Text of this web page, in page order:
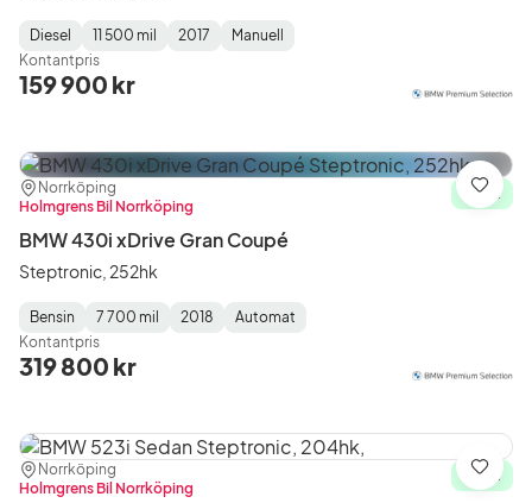
Fuel
Type:
Diesel
Mätarställning:
11 500 mil
Model
Year:
2017
Gearbox
Type:
Manuell
Kontantpris
159 900 kr
Plats:
Norrköping
Återförsäljare:
Holmgrens Bil Norrköping
I lager
BMW 430i xDrive Gran Coupé
Steptronic, 252hk
Fuel
Type:
Bensin
Mätarställning:
7 700 mil
Model
Year:
2018
Gearbox
Type:
Automat
Kontantpris
319 800 kr
Spara
Plats:
Norrköping
Återförsäljare:
Holmgrens Bil Norrköping
I lager
Spara